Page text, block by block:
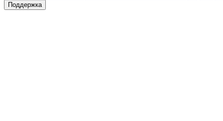
Поддержка